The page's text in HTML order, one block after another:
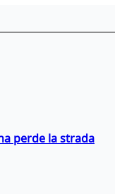
perde la strada